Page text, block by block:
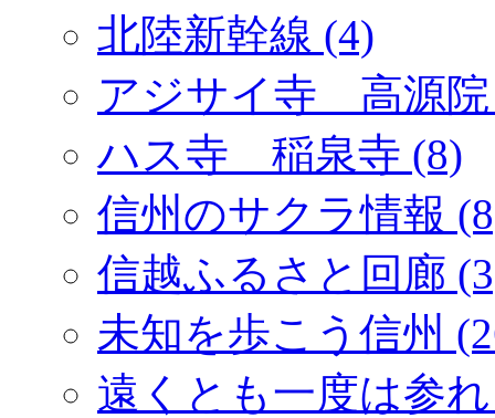
北陸新幹線 (4)
アジサイ寺 高源院
ハス寺 稲泉寺 (8)
信州のサクラ情報
信越ふるさと回廊
未知を歩こう信州
遠くとも一度は参